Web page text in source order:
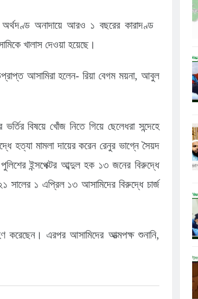
অনাদায়ে আরও ১ বছরের কারাদণ্ড
খালাস দেওয়া হয়েছে।
আসামিরা হলেন- রিয়া বেগম ময়না, আবুল
বিষয়ে খোঁজ নিতে গিয়ে ছেলেধরা সন্দেহে
হত্যা মামলা দায়ের করেন রেনুর ভাগ্নে সৈয়দ
ইন্সপেক্টর আব্দুল হক ১৩ জনের বিরুদ্ধে
সালের ১ এপ্রিল ১৩ আসামিদের বিরুদ্ধে চার্জ
করেছেন। এরপর আসামিদের আত্মপক্ষ শুনানি,